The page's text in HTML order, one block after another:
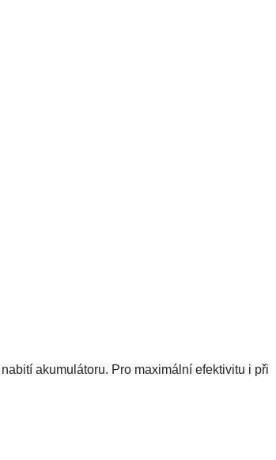
akumulátoru. Pro maximální efektivitu i při